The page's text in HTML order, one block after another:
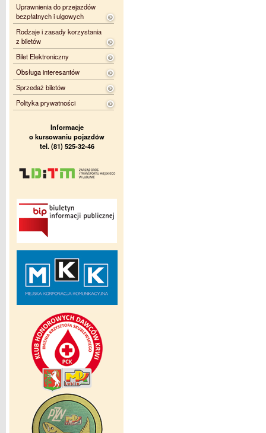
Uprawnienia do przejazdów
bezpłatnych i ulgowych
Rodzaje i zasady korzystania
z biletów
Bilet Elektroniczny
Obsługa interesantów
Sprzedaż biletów
Polityka prywatności
Informacje
o kursowaniu pojazdów
tel. (81) 525-32-46